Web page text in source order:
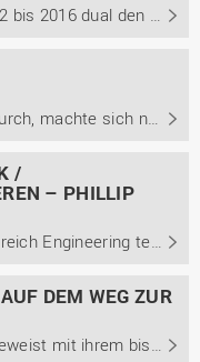
Anna Brüggemann studierte von 2012 bis 2016 dual den Bachelor Management betrieblicher Systeme mit der Studienrichtung Betriebswirtschaft. Wie sie heute auf ihr Studium zurückblickt und welche Besonderheiten ein Studium im Familienbetrieb mit sich bringt, berichtet sie in diesem Beitrag.
Markus Quadt, Lingener durch und durch, machte sich nach seinem dualen Studium in der Gastronomie selbständig. Im Interview berichtet er von seinem Weg in die Selbständigkeit, was seinen Erfolg ausmacht und wie das duale Studium ihn auf seinen Weg unterstützt hat.
/
– PHILLIP
Interessiert an einem Studium im Bereich Engineering technischer Systeme mit der Studienrichtung Chemische Prozesstechnik / Verfahrenstechnik und noch unsicher? Im Interview berichtet Phillip Müter von seinem dualen Studium, Berufsweg und weiterführendem Masterstudium.
DEM WEG ZUR
Anna Ladynski ist 24 Jahre alt und beweist mit ihrem bisherigen Werdegang, dass ein Studium der Betriebswirtschaft keinesfalls nur Generalist*innen, sondern auch echte Expert*innen formt. Von 2016 bis 2019 absolvierte sie ein duales Bachelorstudium der Betriebswirtschaft mit dem Schwerpunkt ...